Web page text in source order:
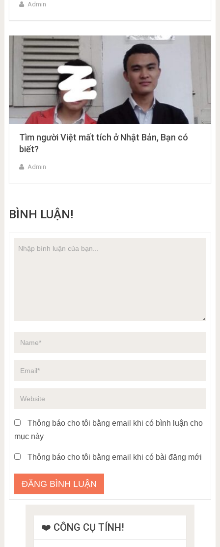
Admin
Tìm người Việt mất tích ở Nhật Bản, Bạn có
biết?
Admin
BÌNH LUẬN!
Thông báo cho tôi bằng email khi có bình luận cho
mục này
Thông báo cho tôi bằng email khi có bài đăng mới
❤️ CÔNG CỤ TÍNH!